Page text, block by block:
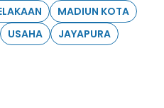
MADIUN KOTA
USAHA
JAYAPURA